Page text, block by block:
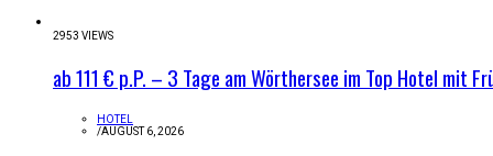
2953 VIEWS
ab 111 € p.P. – 3 Tage am Wörthersee im Top Hotel mit
HOTEL
/AUGUST 6, 2026